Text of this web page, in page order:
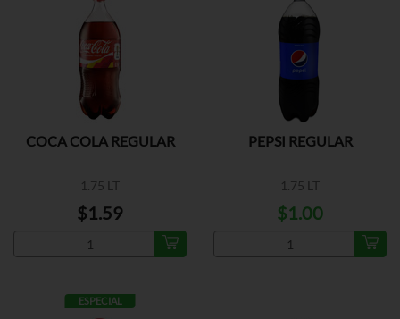
COCA COLA REGULAR
1.75 LT
$1.59
PEPSI REGULAR
1.75 LT
$1.00
ESPECIAL